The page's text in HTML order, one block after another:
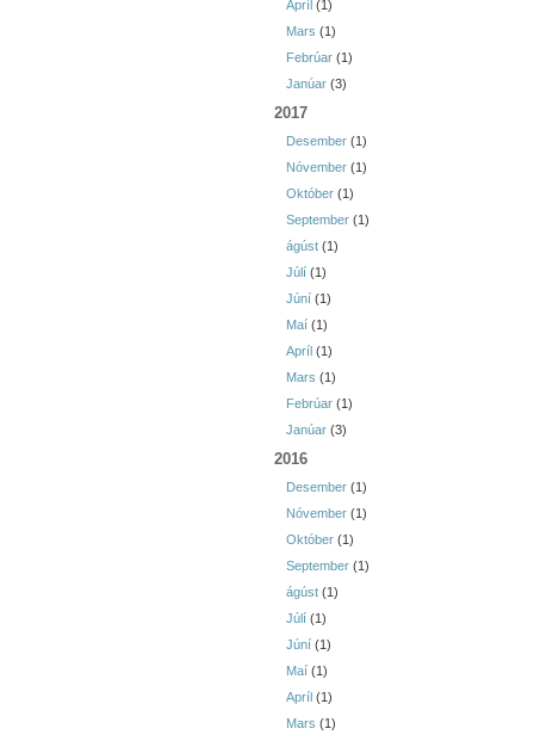
Apríl (1)
Mars (1)
Febrúar (1)
Janúar (3)
2017
Desember (1)
Nóvember (1)
Október (1)
September (1)
ágúst (1)
Júlí (1)
Júní (1)
Maí (1)
Apríl (1)
Mars (1)
Febrúar (1)
Janúar (3)
2016
Desember (1)
Nóvember (1)
Október (1)
September (1)
ágúst (1)
Júlí (1)
Júní (1)
Maí (1)
Apríl (1)
Mars (1)